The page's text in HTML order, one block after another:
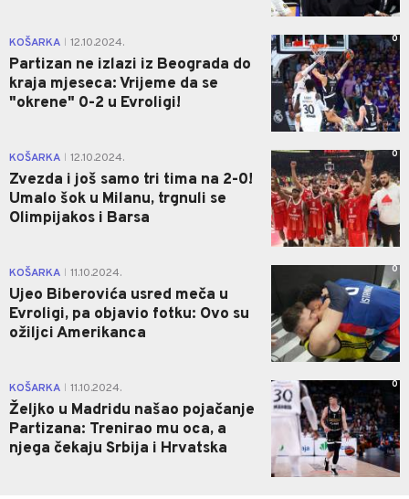
KOŠARKA 12.10.2024.
Partizan ne izlazi iz Beograda do
kraja mjeseca: Vrijeme da se
"okrene" 0-2 u Evroligi!
0
KOŠARKA 12.10.2024.
Zvezda i još samo tri tima na 2-0!
Umalo šok u Milanu, trgnuli se
Olimpijakos i Barsa
0
KOŠARKA 11.10.2024.
Ujeo Biberovića usred meča u
Evroligi, pa objavio fotku: Ovo su
ožiljci Amerikanca
0
KOŠARKA 11.10.2024.
Željko u Madridu našao pojačanje
Partizana: Trenirao mu oca, a
njega čekaju Srbija i Hrvatska
0